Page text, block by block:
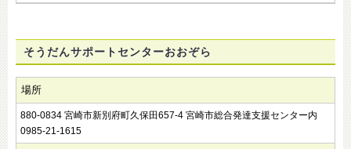
そうだんサポートセンターおおぞら
場所
880-0834 宮崎市新別府町久保田657-4 宮崎市総合発達支援センター内
0985-21-1615